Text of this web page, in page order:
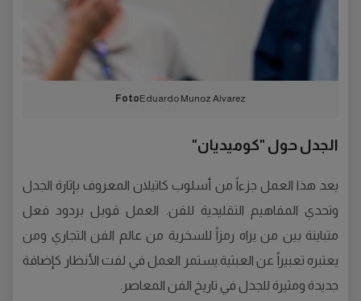
FotoEduardo Munoz Alvarez
الجدل حول "كوميديان"
يعد هذا العمل جزءاً من أسلوب كاتيلان المعروف بإثارة الجدل
وتحدي المفاهيم التقليدية للفن. العمل قوبل بردود فعل
متباينة بين من يراه رمزاً للسخرية من عالم الفن التجاري ومن
يعتبره تعبيراً عن العبثية.يستمر العمل في لفت الأنظار كإضافة
جديدة ومثيرة للجدل في تاريخ الفن المعاصر.